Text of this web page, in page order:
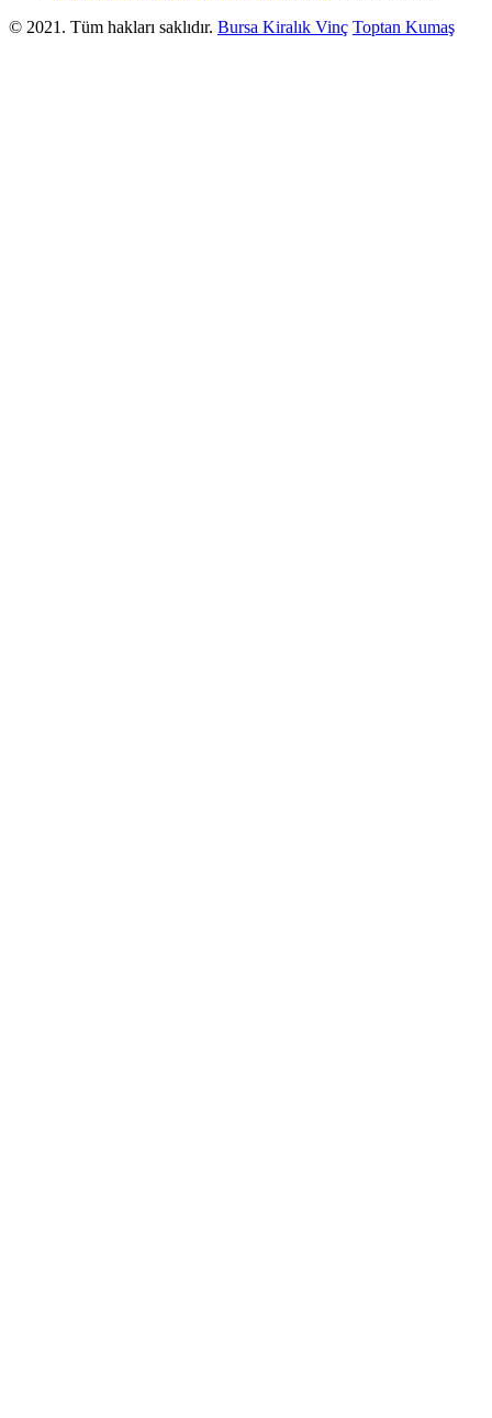
© 2021. Tüm hakları saklıdır. Bursa Kiralık Vinç Toptan Kumaş